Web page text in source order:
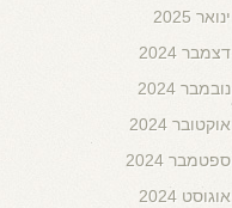
ינואר 2025
דצמבר 2024
נובמבר 2024
אוקטובר 2024
ספטמבר 2024
אוגוסט 2024